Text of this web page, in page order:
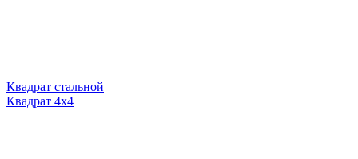
Квадрат стальной
Квадрат 4х4